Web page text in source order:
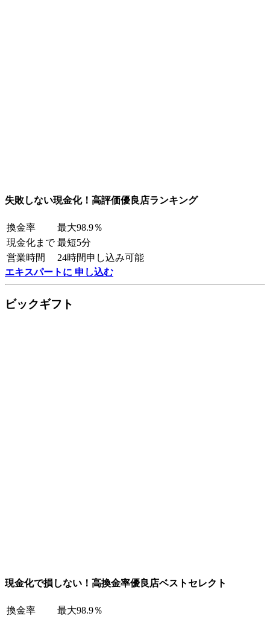
失敗しない現金化！高評価優良店ランキング
換金率
最大98.9％
現金化まで 最短5分
営業時間
24時間申し込み可能
エキスパートに 申し込む
ビックギフト
現金化で損しない！高換金率優良店ベストセレクト
換金率
最大98.9％